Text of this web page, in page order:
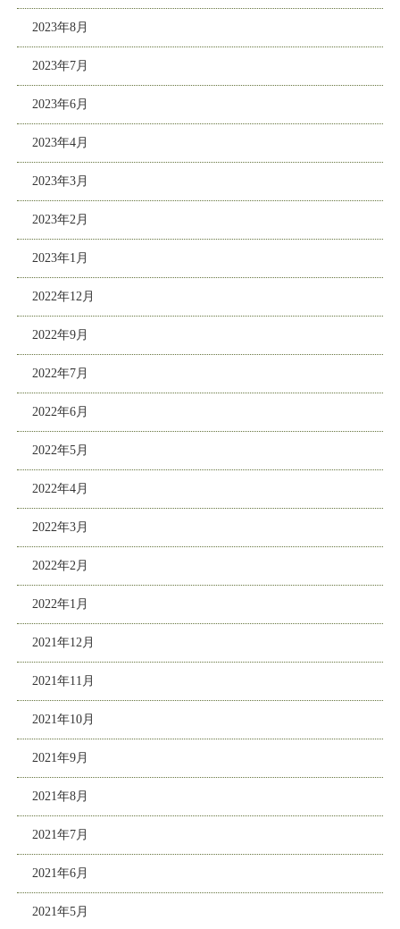
2023年8月
2023年7月
2023年6月
2023年4月
2023年3月
2023年2月
2023年1月
2022年12月
2022年9月
2022年7月
2022年6月
2022年5月
2022年4月
2022年3月
2022年2月
2022年1月
2021年12月
2021年11月
2021年10月
2021年9月
2021年8月
2021年7月
2021年6月
2021年5月